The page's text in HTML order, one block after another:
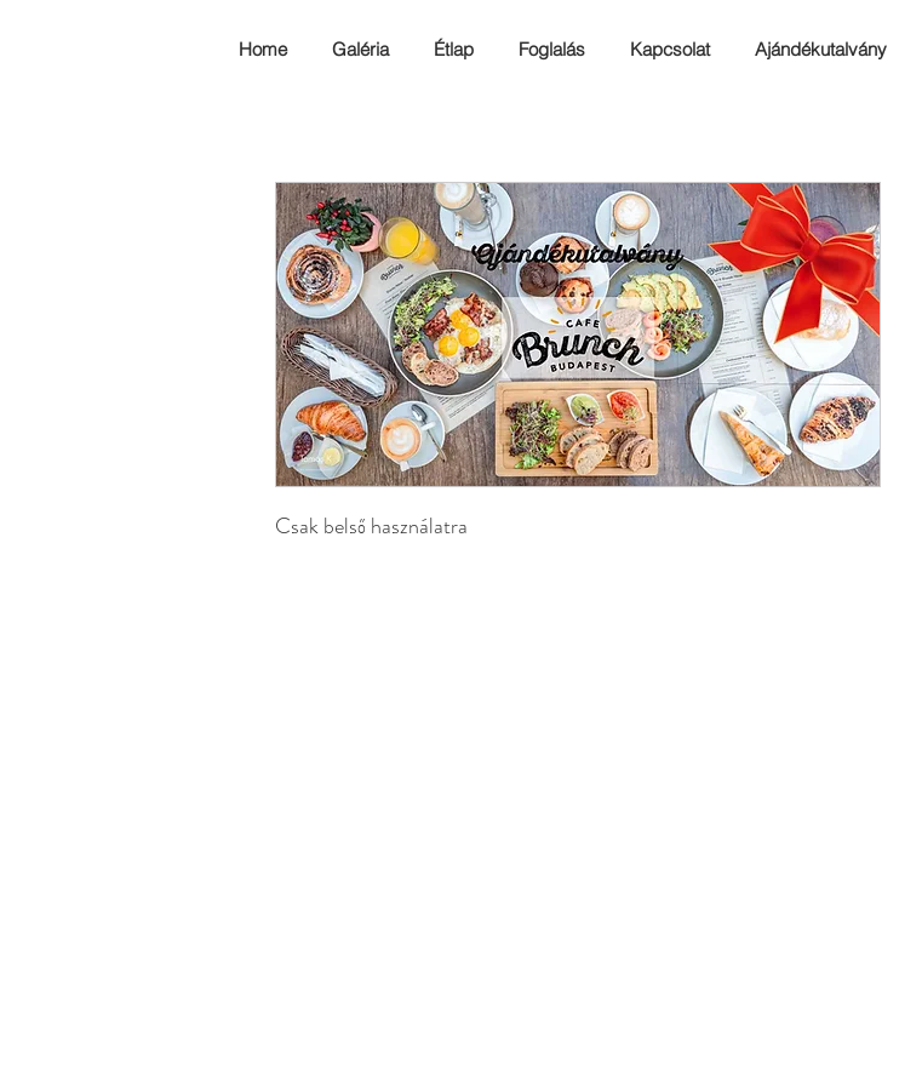
Csak belső használatra
Home Galéria Étlap Foglalás Kapcsolat Ajándékutalvány